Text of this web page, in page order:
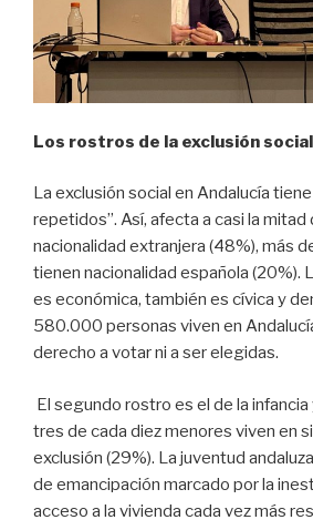
Los rostros de la exclusión
La exclusión social en Andalucía
repetidos”. Así, afecta a casi la mitad
nacionalidad extranjera (48%), más
tienen nacionalidad española (20%).
es económica, también es cívica y
580.000 personas viven en
derecho a votar ni a ser elegidas.
El segundo rostro es el de la infancia
tres de cada diez menores viven en
exclusión (29%). La juventud
de emancipación marcado por la
acceso a la vivienda cada vez más